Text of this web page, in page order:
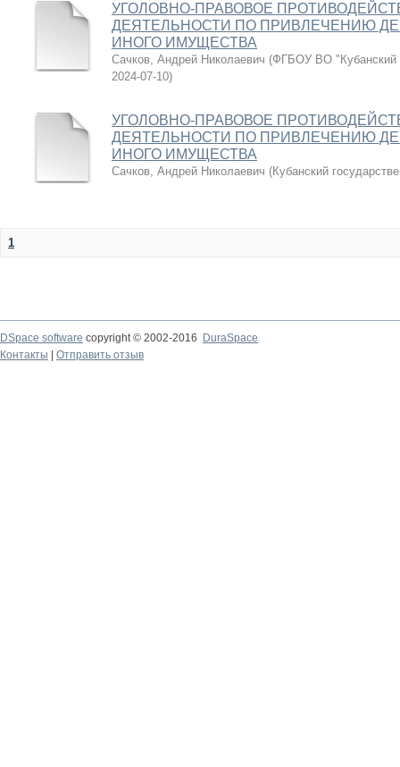
УГОЛОВНО-ПРАВОВОЕ
ДЕЯТЕЛЬНОСТИ ПО ПРИВЛЕЧЕНИЮ
ИНОГО ИМУЩЕСТВА
Сачков, Андрей Николаевич (ФГБОУ ВО "Кубанский
2024-07-10)
УГОЛОВНО-ПРАВОВОЕ
ДЕЯТЕЛЬНОСТИ ПО ПРИВЛЕЧЕНИЮ
ИНОГО ИМУЩЕСТВА
Сачков, Андрей Николаевич (Кубанский
1
DSpace software copyright © 2002-2016
DuraSpace
Контакты
Отправить отзыв